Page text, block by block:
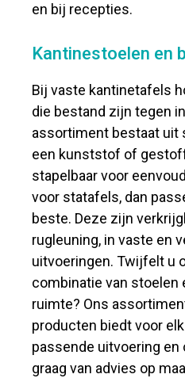
en bij recepties.
Kantinestoelen en
Bij vaste kantinetafels
die bestand zijn tegen
assortiment bestaat uit
een kunststof of
stapelbaar voor
voor statafels, dan
beste. Deze zijn
rugleuning, in vaste en
uitvoeringen. Twijfelt u
combinatie van stoelen
ruimte? Ons
producten biedt voor
passende uitvoering
graag van advies op